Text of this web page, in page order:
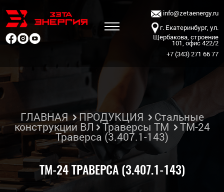
info@zetaenergy.ru
г. Екатеринбург, ул.
Щербакова, строение
101, офис 422/2
+7 (343) 271 66 77
ГЛАВНАЯ ПРОДУКЦИЯ Стальные
конструкции ВЛ Траверсы ТМ ТМ-24
Траверса (3.407.1-143)
ТМ-24 ТРАВЕРСА (3.407.1-143)